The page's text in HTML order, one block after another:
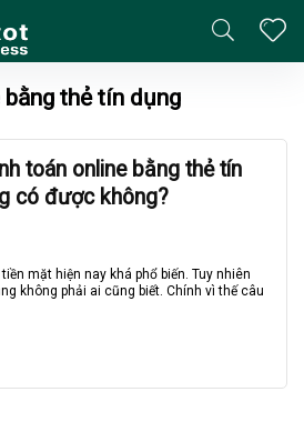
thẻ tín dụng
toán online bằng thẻ tín
có được không?
mặt hiện nay khá phổ biến. Tuy nhiên
không phải ai cũng biết. Chính vì thế câu